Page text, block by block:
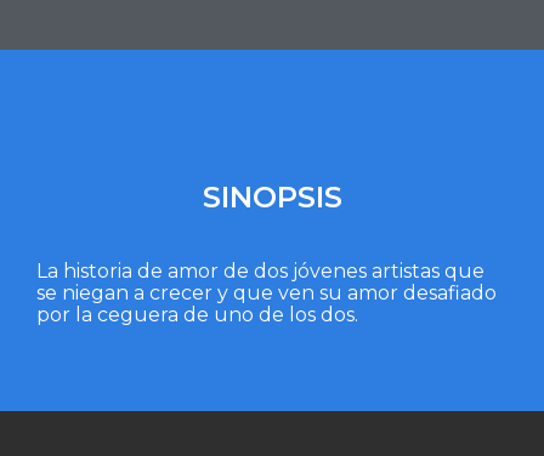
SINOPSIS
La historia de amor de dos jóvenes artistas que
se niegan a crecer y que ven su amor desafiado
por la ceguera de uno de los dos.